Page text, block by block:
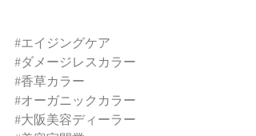
#エイジングケア
#ダメージレスカラー
#香草カラー
#オーガニックカラー
#大阪美容ディーラー